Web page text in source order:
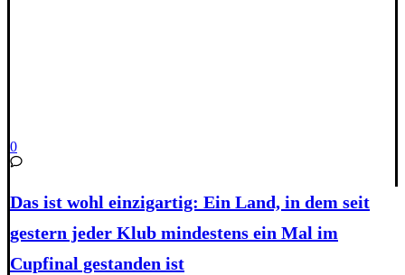
0
Das ist wohl einzigartig: Ein Land, in dem seit
gestern jeder Klub mindestens ein Mal im
Cupfinal gestanden ist